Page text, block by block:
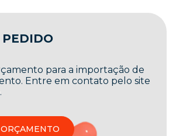
PEDIDO
para a importação de
Entre em contato pelo site